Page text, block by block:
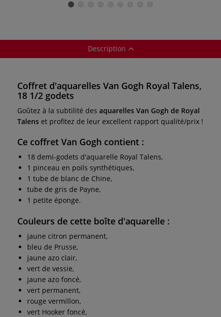
Description
Coffret d'aquarelles Van Gogh Royal Talens,
18 1/2 godets
Goûtez à la subtilité des aquarelles Van Gogh de Royal
Talens et profitez de leur excellent rapport qualité/prix !
Ce coffret Van Gogh contient :
18 demi-godets d'aquarelle Royal Talens,
1 pinceau en poils synthétiques,
1 tube de blanc de Chine,
tube de gris de Payne,
1 petite éponge.
Couleurs de cette boîte d'aquarelle :
jaune citron permanent,
bleu de Prusse,
jaune azo clair,
vert de vessie,
jaune azo foncé,
vert permanent,
rouge vermillon,
vert Hooker foncé,